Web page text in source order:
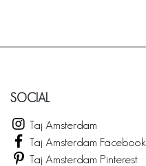
SOCIAL
Taj Amsterdam
Taj Amsterdam Facebook
Taj Amsterdam Pinterest